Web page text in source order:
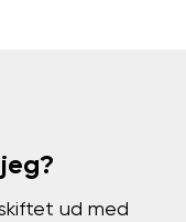
ud med